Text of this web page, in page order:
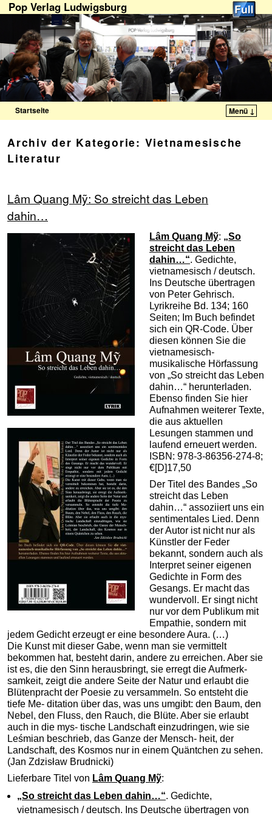
Pop Verlag Ludwigsburg
Startseite Menü ↓
Archiv der Kategorie: Vietnamesische
Literatur
Lâm Quang Mỹ: So streicht das Leben
dahin…
Lâm Quang Mỹ: „So
streicht das Leben
dahin…“. Gedichte,
vietnamesisch / deutsch.
Ins Deutsche übertragen
von Peter Gehrisch.
Lyrikreihe Bd. 134; 160
Seiten; Im Buch befindet
sich ein QR-Code. Über
diesen können Sie die
vietnamesisch-
musikalische Hörfassung
von „So streicht das Leben
dahin…“ herunterladen.
Ebenso finden Sie hier
Aufnahmen weiterer Texte,
die aus aktuellen
Lesungen stammen und
laufend erneuert werden.
ISBN: 978-3-86356-274-8;
€[D]17,50
Der Titel des Bandes „So
streicht das Leben
dahin…“ assoziiert uns ein
sentimentales Lied. Denn
der Autor ist nicht nur als
Künstler der Feder
bekannt, sondern auch als
Interpret seiner eigenen
Gedichte in Form des
Gesangs. Er macht das
wundervoll. Er singt nicht
nur vor dem Publikum mit
Empathie, sondern mit
jedem Gedicht erzeugt er eine besondere Aura. (…)
Die Kunst mit dieser Gabe, wenn man sie vermittelt
bekommen hat, besteht darin, andere zu erreichen. Aber sie
ist es, die den Sinn herausbringt, sie erregt die Aufmerk-
samkeit, zeigt die andere Seite der Natur und erlaubt die
Blütenpracht der Poesie zu versammeln. So entsteht die
tiefe Me- ditation über das, was uns umgibt: den Baum, den
Nebel, den Fluss, den Rauch, die Blüte. Aber sie erlaubt
auch in die mys- tische Landschaft einzudringen, wie sie
Leśmian beschrieb, das Ganze der Mensch- heit, der
Landschaft, des Kosmos nur in einem Quäntchen zu sehen.
(Jan Zdzisław Brudnicki)
Lieferbare Titel von Lâm Quang Mỹ:
„So streicht das Leben dahin…“. Gedichte,
vietnamesisch / deutsch. Ins Deutsche übertragen von